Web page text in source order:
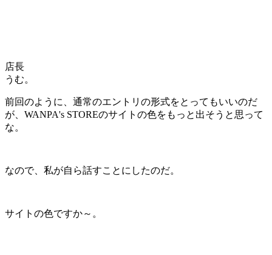
店長
うむ。
前回のように、通常のエントリの形式をとってもいいのだ
が、 WANPA's STOREのサイトの色をもっと出そう と思って
な。
なので、私が自ら話すことにしたのだ。
サイトの色ですか～。